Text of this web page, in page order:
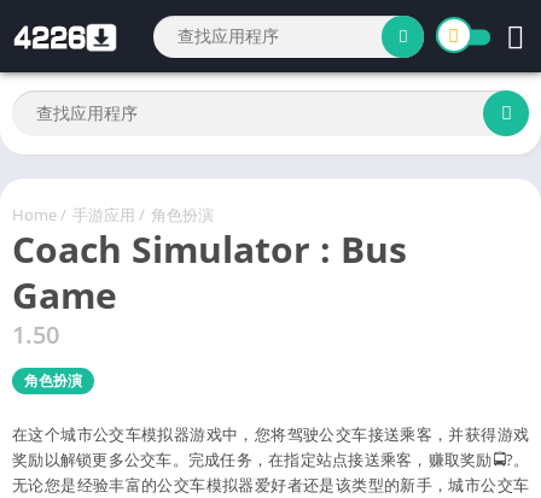
Home/ 手游应用 / 角色扮演
Coach Simulator : Bus
Game
1.50
角色扮演
在这个城市公交车模拟器游戏中，您将驾驶公交车接送乘客，并获得游戏
奖励以解锁更多公交车。完成任务，在指定站点接送乘客，赚取奖励🚍?。
无论您是经验丰富的公交车模拟器爱好者还是该类型的新手，城市公交车